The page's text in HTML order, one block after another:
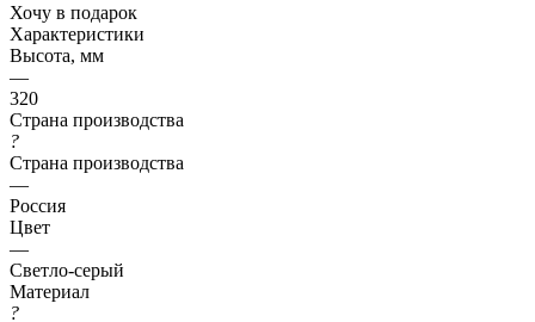
Хочу в подарок
Характеристики
Высота, мм
—
320
Страна производства
?
Страна производства
—
Россия
Цвет
—
Светло-серый
Материал
?